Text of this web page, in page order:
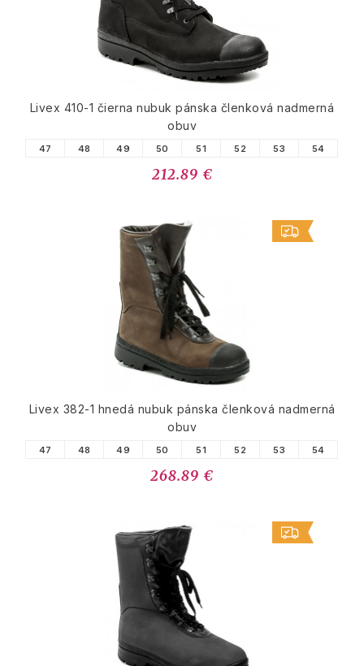
Livex 410-1 čierna nubuk pánska členková nadmerná
obuv
47 48 49 50 51 52 53 54
212.89 €
Livex 382-1 hnedá nubuk pánska členková nadmerná
obuv
47 48 49 50 51 52 53 54
268.89 €